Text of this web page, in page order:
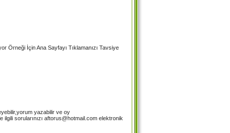
Örneği İçin Ana Sayfayı Tıklamanızı Tavsiye
yazabilir ve oy
sorularınızı aftorus@hotmail.com elektronik